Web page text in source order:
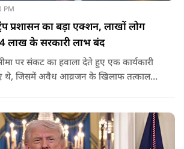
PM
प्रशासन का बड़ा एक्शन, लाखों लोग
लाख के सरकारी लाभ बंद
सीमा पर संकट का हवाला देते हुए एक कार्यकारी
थे, जिसमें अवैध आव्रजन के खिलाफ तत्काल